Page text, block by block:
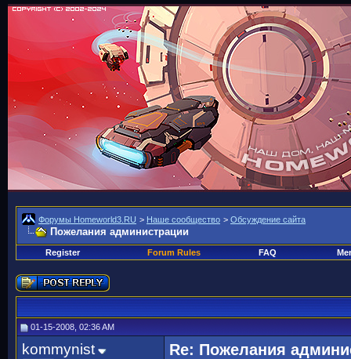
Форумы Homeworld3.RU > Наше сообщество > Обсуждение сайта
Пожелания администрации
Register Forum Rules FAQ
01-15-2008, 02:36 AM
kommynist Re: Пожелания